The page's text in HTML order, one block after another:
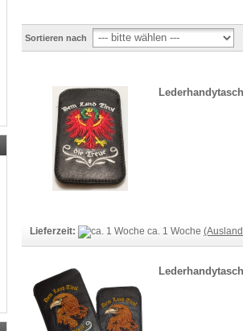
Sortieren nach
Lieferzeit: ca. 1 Woche